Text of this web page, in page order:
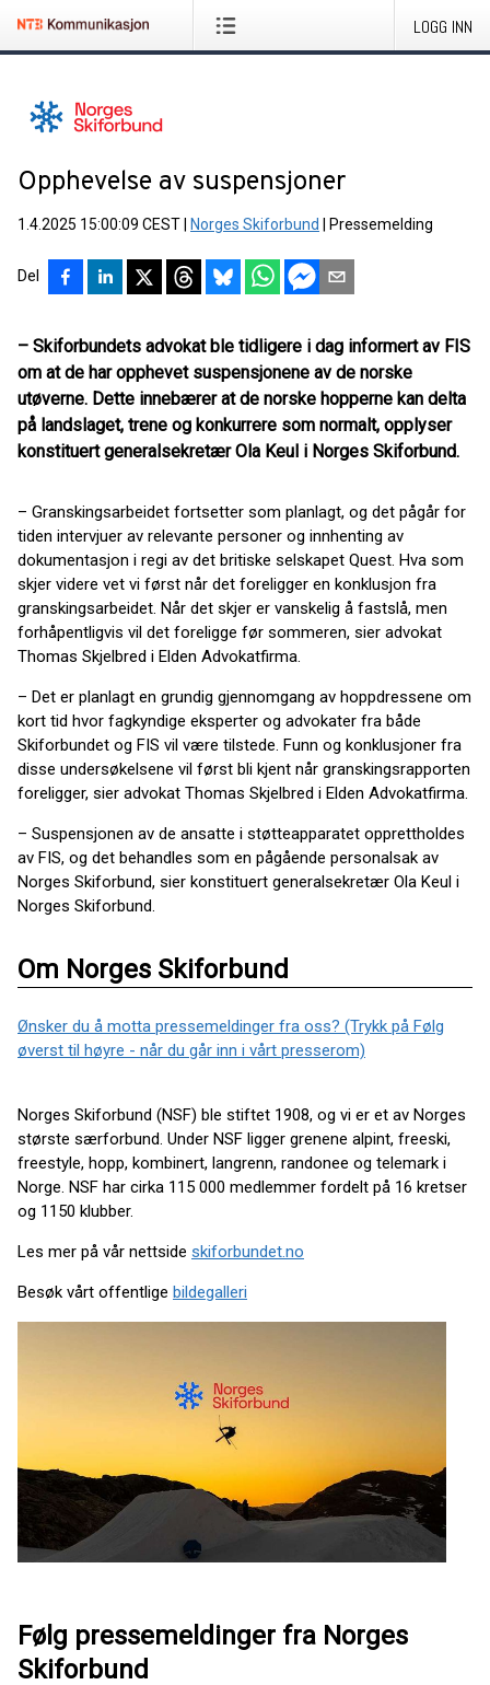
LOGG INN
Opphevelse av suspensjoner
1.4.2025 15:00:09 CEST Norges Skiforbund Pressemelding
Del
– Skiforbundets advokat ble tidligere i dag informert av FIS
om at de har opphevet suspensjonene av de norske
utøverne. Dette innebærer at de norske hopperne kan delta
på landslaget, trene og konkurrere som normalt, opplyser
konstituert generalsekretær Ola Keul i Norges Skiforbund.
– Granskingsarbeidet fortsetter som planlagt, og det pågår for
tiden intervjuer av relevante personer og innhenting av
dokumentasjon i regi av det britiske selskapet Quest. Hva som
skjer videre vet vi først når det foreligger en konklusjon fra
granskingsarbeidet. Når det skjer er vanskelig å fastslå, men
forhåpentligvis vil det foreligge før sommeren, sier advokat
Thomas Skjelbred i Elden Advokatfirma.
– Det er planlagt en grundig gjennomgang av hoppdressene om
kort tid hvor fagkyndige eksperter og advokater fra både
Skiforbundet og FIS vil være tilstede. Funn og konklusjoner fra
disse undersøkelsene vil først bli kjent når granskingsrapporten
foreligger, sier advokat Thomas Skjelbred i Elden Advokatfirma.
– ⁠Suspensjonen av de ansatte i støtteapparatet opprettholdes
av FIS, og det behandles som en pågående personalsak av
Norges Skiforbund, sier konstituert generalsekretær Ola Keul i
Norges Skiforbund.
Om Norges Skiforbund
Ønsker du å motta pressemeldinger fra oss? (Trykk på Følg
øverst til høyre - når du går inn i vårt presserom)
Norges Skiforbund (NSF) ble stiftet 1908, og vi er et av Norges
største særforbund. Under NSF ligger grenene alpint, freeski,
freestyle, hopp, kombinert, langrenn, randonee og telemark i
Norge. NSF har cirka 115 000 medlemmer fordelt på 16 kretser
og 1150 klubber.
Les mer på vår nettside skiforbundet.no
Besøk vårt offentlige bildegalleri
Følg pressemeldinger fra Norges
Skiforbund